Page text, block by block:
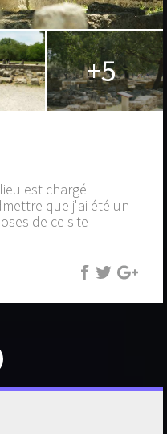
+5
est chargé
que j'ai été un
de ce site